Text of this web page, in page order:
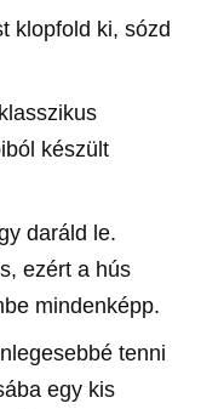
klopfold ki, sózd
készült
daráld le.
ezért a hús
mindenképp.
tenni
egy kis